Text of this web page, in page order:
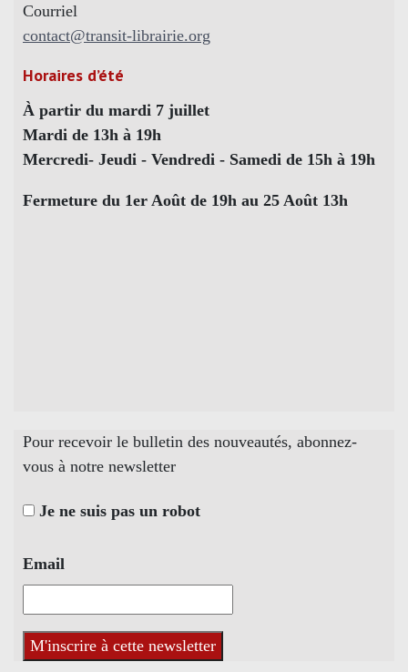
Courriel
contact@transit-librairie.org
Horaires d’été
À partir du mardi 7 juillet
Mardi de 13h à 19h
Mercredi- Jeudi - Vendredi - Samedi de 15h à 19h
Fermeture du 1er Août de 19h au 25 Août 13h
Pour recevoir le bulletin des nouveautés, abonnez-
vous à notre newsletter
Je ne suis pas un robot
Email